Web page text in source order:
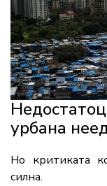
урбана
Но критиката
силна.